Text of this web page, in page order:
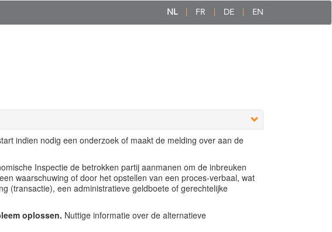
NL FR DE EN
indien nodig een onderzoek of maakt de melding over aan de
Inspectie de betrokken partij aanmanen om de inbreuken
waarschuwing of door het opstellen van een proces-verbaal, wat
(transactie), een administratieve geldboete of gerechtelijke
oplossen. Nuttige informatie over de alternatieve